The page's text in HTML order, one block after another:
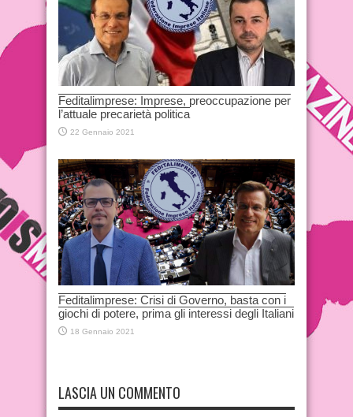
Feditalimprese: Imprese, preoccupazione per
l’attuale precarietà politica
22 Gennaio 2021
Feditalimprese: Crisi di Governo, basta con i
giochi di potere, prima gli interessi degli Italiani
18 Gennaio 2021
LASCIA UN COMMENTO